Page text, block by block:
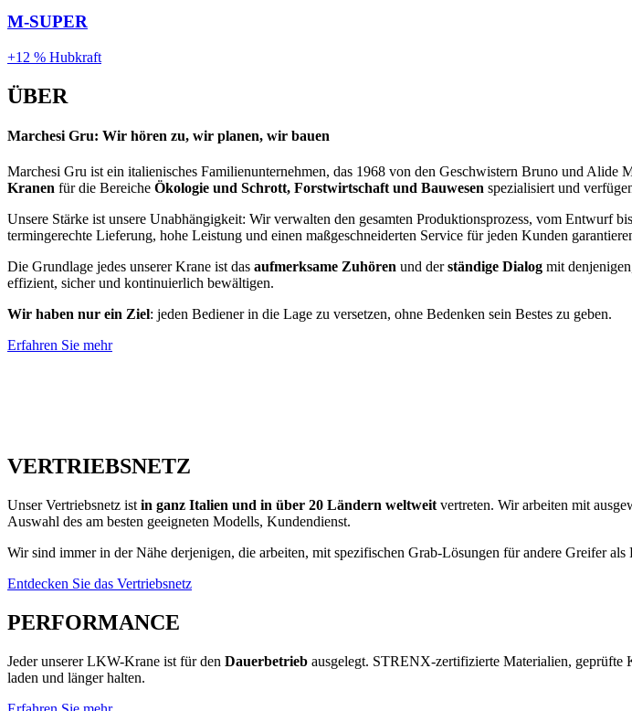
M-SUPER
+12 % Hubkraft
ÜBER
Marchesi Gru: Wir hören zu, wir planen, wir bauen
Marchesi Gru ist ein italienisches Familienunternehmen, das 1968 von den Geschwistern Bruno und
Kranen für die Bereiche Ökologie und Schrott, Forstwirtschaft und Bauwesen spezialisiert und
Unsere Stärke ist unsere Unabhängigkeit: Wir verwalten den gesamten Produktionsprozess, vom Entwurf
termingerechte Lieferung, hohe Leistung und einen maßgeschneiderten Service für jeden Kunden
Die Grundlage jedes unserer Krane ist das aufmerksame Zuhören und derständige Dialog mit
effizient, sicher und kontinuierlich bewältigen.
Wir haben nur ein Ziel: jeden Bediener in die Lage zu versetzen, ohne Bedenken sein Bestes zu geben.
Erfahren Sie mehr
VERTRIEBSNETZ
Unser Vertriebsnetz ist in ganz Italien und in über 20 Ländern weltweit vertreten. Wir arbeiten mit
Auswahl des am besten geeigneten Modells, Kundendienst.
Wir sind immer in der Nähe derjenigen, die arbeiten, mit spezifischen Grab-Lösungen für andere Greifer
Entdecken Sie das Vertriebsnetz
PERFORMANCE
Jeder unserer LKW-Krane ist für den Dauerbetrieb ausgelegt. STRENX-zertifizierte Materialien, geprüfte
laden und länger halten.